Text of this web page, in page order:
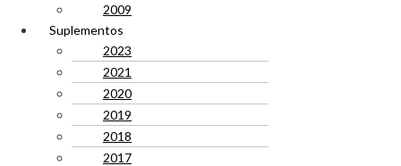
2009
Suplementos
2023
2021
2020
2019
2018
2017